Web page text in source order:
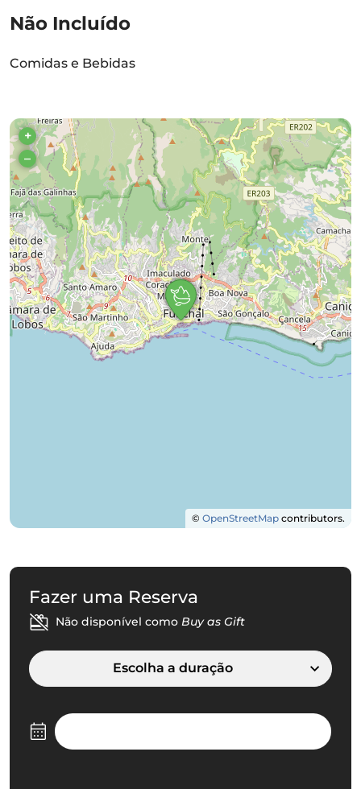
Não Incluído
Comidas e Bebidas
+
–
© OpenStreetMap contributors.
Fazer uma Reserva
Não disponível como Buy as Gift
Escolha a duração